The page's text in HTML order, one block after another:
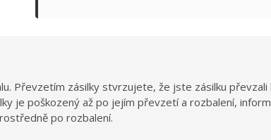
Převzetím zásilky stvrzujete, že jste zásilku
je poškozený až po jejím převzetí a rozbalení,
po rozbalení.